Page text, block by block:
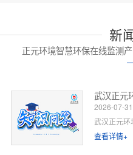
新
正元环境智慧环保在线监测
武汉正元
2026-07-31
查看详情+